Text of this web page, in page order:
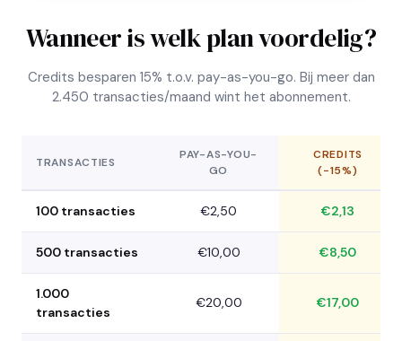
Wanneer is welk plan voordelig?
Credits besparen 15% t.o.v. pay-as-you-go. Bij meer dan
2.450 transacties/maand wint het abonnement.
TRANSACTIES
PAY-AS-YOU-
GO
CREDITS
(−15%)
100 transacties €2,50 €2,13
500 transacties €10,00 €8,50
1.000
transacties
€20,00 €17,00